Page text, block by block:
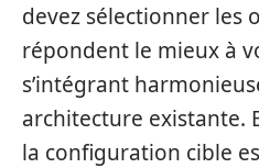
devez sélectionner les
répondent le mieux à
s’intégrant
architecture existante.
la configuration cible